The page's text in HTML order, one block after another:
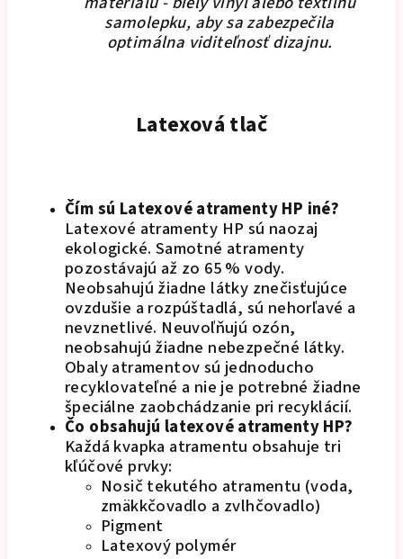
samolepku, aby sa zabezpečila
optimálna viditeľnosť dizajnu.
Latexová tlač
Čím sú Latexové atramenty HP iné?
Latexové atramenty HP sú naozaj
ekologické. Samotné atramenty
pozostávajú až zo 65 % vody.
Neobsahujú žiadne látky znečisťujúce
ovzdušie a rozpúštadlá, sú nehorľavé a
nevznetlivé. Neuvoľňujú ozón,
neobsahujú žiadne nebezpečné látky.
Obaly atramentov sú jednoducho
recyklovateľné a nie je potrebné žiadne
špeciálne zaobchádzanie pri recyklácií.
Čo obsahujú latexové atramenty HP?
Každá kvapka atramentu obsahuje tri
kľúčové prvky:
Nosič tekutého atramentu (voda,
zmäkkčovadlo a zvlhčovadlo)
Pigment
Latexový polymér